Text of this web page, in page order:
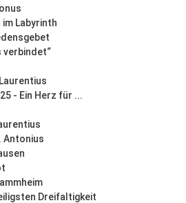
im Labyrinth
verbindet“
- Ein Herz für ...
Antonius
Dreifaltigkeit